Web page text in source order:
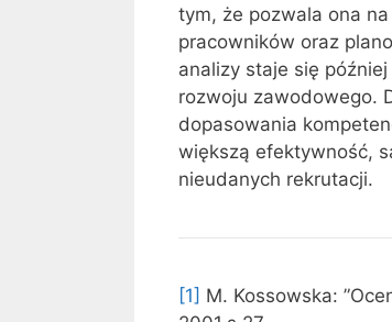
tym, że pozwala ona
pracowników oraz
analizy staje się
rozwoju zawodowego.
dopasowania
większą efektywność,
nieudanych rekrutacji.
[1] M. Kossowska: